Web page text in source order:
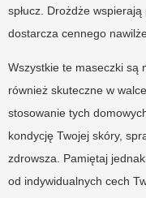
spłucz. Drożdże
dostarcza cennego
Wszystkie te maseczki są
również skuteczne w
stosowanie tych
kondycję Twojej skóry,
zdrowsza. Pamiętaj
od indywidualnych cech